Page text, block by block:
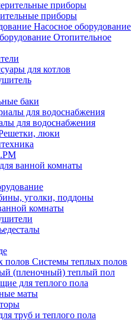
приборы
Насосное оборудование
Отопительное
для котлов
баки
для водоснабжения
люки
ванной комнаты
уголки, поддоны
комнаты
Системы теплых полов
(пленочный) теплый пол
для теплого пола
маты